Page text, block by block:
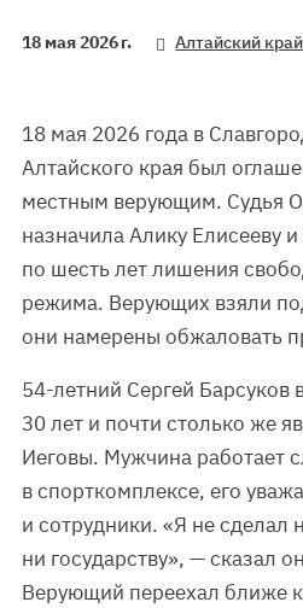
18 мая 2026 г. Алтайский край
18 мая 2026 года в
Алтайского края был
местным верующим. Судья
назначила Алику Елисееву
по шесть лет лишения
режима. Верующих взяли
они намерены обжаловать
54-летний Сергей Барсуков
30 лет и почти столько же
Иеговы. Мужчина работает
в спорткомплексе, его
и сотрудники. «Я не
ни государству», — сказал
Верующий переехал ближе